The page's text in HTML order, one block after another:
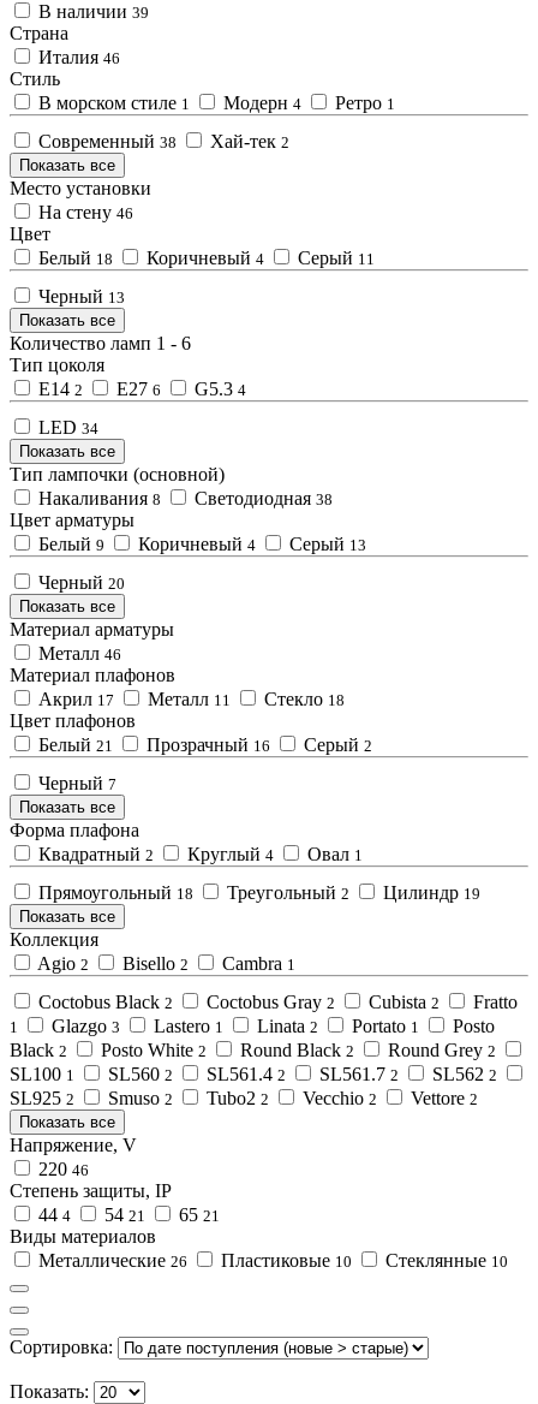
В наличии 39
Страна
Италия 46
Стиль
В морском стиле 1 Модерн 4 Ретро 1
Современный 38 Хай-тек 2
Показать все
Место установки
На стену 46
Цвет
Белый 18 Коричневый 4 Серый 11
Черный 13
Показать все
Количество ламп 1 - 6
Тип цоколя
E14 2 E27 6 G5.3 4
LED 34
Показать все
Тип лампочки (основной)
Накаливания 8 Светодиодная 38
Цвет арматуры
Белый 9 Коричневый 4 Серый 13
Черный 20
Показать все
Материал арматуры
Металл 46
Материал плафонов
Акрил 17 Металл 11 Стекло 18
Цвет плафонов
Белый 21 Прозрачный 16 Серый 2
Черный 7
Показать все
Форма плафона
Квадратный 2 Круглый 4 Овал 1
Прямоугольный 18 Треугольный 2 Цилиндр 19
Показать все
Коллекция
Agio 2 Bisello 2 Cambra 1
Coctobus Black 2 Coctobus Gray 2 Cubista 2 Fratto
1 Glazgo 3 Lastero 1 Linata 2 Portato 1
Posto
Black 2 Posto White 2 Round Black 2 Round Grey 2
SL100 1 SL560 2 SL561.4 2 SL561.7 2 SL562 2
SL925 2 Smuso 2 Tubo2 2 Vecchio 2 Vettore 2
Показать все
Напряжение, V
220 46
Степень защиты, IP
44 4 54 21 65 21
Виды материалов
Металлические 26 Пластиковые 10 Стеклянные 10
Сортировка:
Показать: